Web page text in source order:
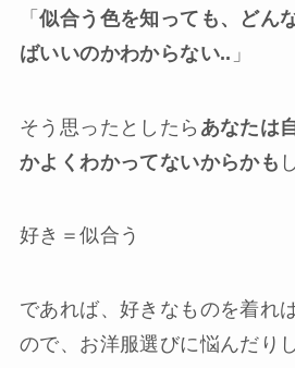
「似合う色を知っても、どん
ばいいのかわからない.. 」
そう思ったとしたら あなたは
かよくわかってないからかも
好き＝似合う
であれば、好きなものを着れ
ので、お洋服選びに悩んだり